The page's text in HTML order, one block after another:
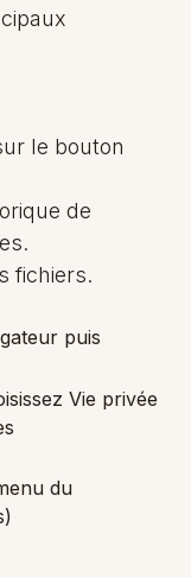
le bouton
de
fichiers.
puis
Vie privée
du